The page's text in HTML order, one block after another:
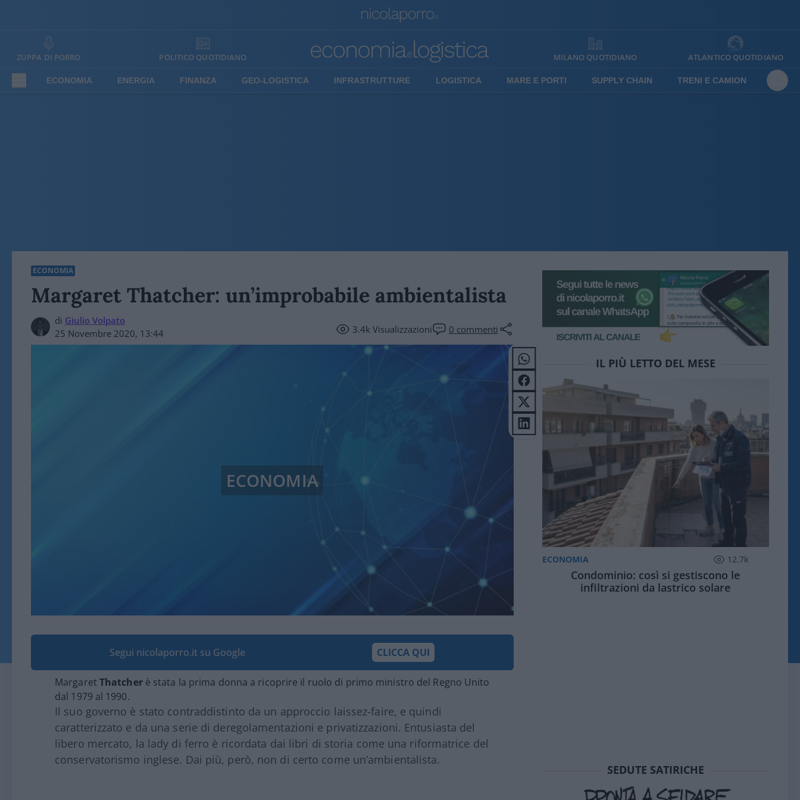
ZUPPA DI PORRO POLITICO QUOTIDIANO MILANO QUOTIDIANO ATLANTICO QUOTIDIANO
ECONOMIA ENERGIA FINANZA GEO-LOGISTICA INFRASTRUTTURE LOGISTICA MARE E PORTI SUPPLY CHAIN TRENI E CAMION
ECONOMIA
Margaret Thatcher: un’improbabile ambientalista
di Giulio Volpato
25 Novembre 2020, 13:44
3.4kVisualizzazioni 0 commenti
ECONOMIA
Segui nicolaporro.it su Google CLICCA QUI
Margaret Thatcherè stata la prima donna a ricoprire il ruolo di primo ministro del Regno Unito
dal 1979 al 1990.
Il suo governo è stato contraddistinto da un approccio laissez-faire, e quindi
caratterizzato e da una serie di deregolamentazioni e privatizzazioni. Entusiasta del
libero mercato, la lady di ferro è ricordata dai libri di storia come una riformatrice del
conservatorismo inglese. Dai più, però, non di certo come un’ambientalista.
IL PIÙ LETTO DEL MESE
ECONOMIA 12.7k
Condominio: così si gestiscono le
infiltrazioni da lastrico solare
SEDUTE SATIRICHE